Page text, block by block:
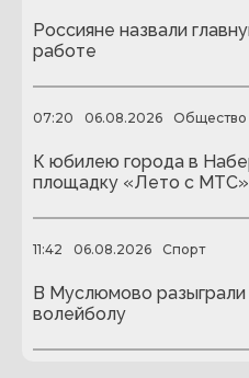
Россияне назвали
работе
07:20 06.08.2026 Общество
К юбилею города в
площадку «Лето с МТС»
11:42 06.08.2026 Спорт
В Муслюмово разыграли
волейболу